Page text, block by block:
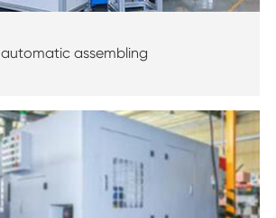
automatic assembling